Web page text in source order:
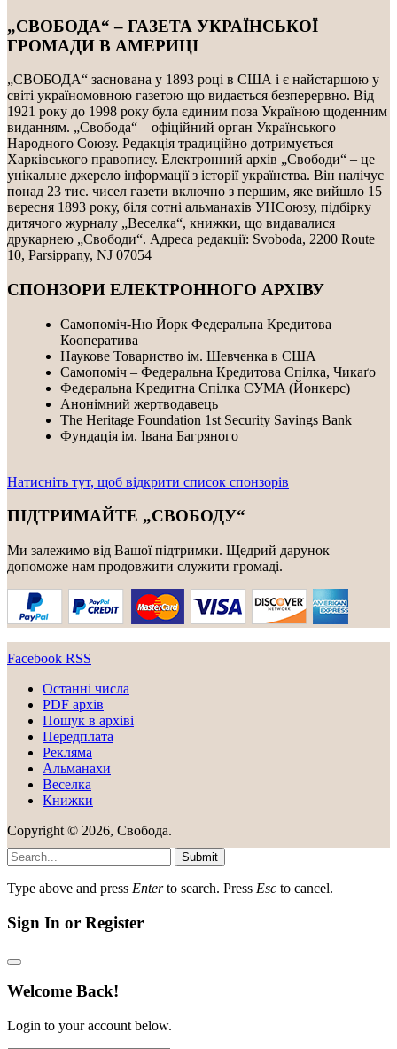
„СВОБОДА“ – ГАЗЕТА УКРАЇНСЬКОЇ
ГРОМАДИ В АМЕРИЦІ
„СВОБОДА“ заснована у 1893 році в США і є найстаршою у
світі україномовною газетою що видається безперервно. Від
1921 року до 1998 року була єдиним поза Україною щоденним
виданням. „Свобода“ – офіційний орган Українського
Народного Союзу. Редакція традиційно дотримується
Харківського правопису. Електронний архів „Свободи“ – це
унікальне джерело інформації з історії українства. Він налічує
понад 23 тис. чисел газети включно з першим, яке вийшло 15
вересня 1893 року, біля сотні альманахів УНСоюзу, підбірку
дитячого журналу „Веселка“, книжки, що видавалися
друкарнею „Свободи“. Адреса редакції: Svoboda, 2200 Route
10, Parsippany, NJ 07054
СПОНЗОРИ ЕЛЕКТРОННОГО АРХІВУ
Самопоміч-Ню Йорк Федеральна Кредитова
Кооператива
Наукове Товариство ім. Шевченка в США
Самопоміч – Федеральна Кредитова Спілка, Чикаґо
Федеральнa Kредитнa Спілка CУMA (Йонкерс)
Анонімний жертводавець
The Heritage Foundation 1st Security Savings Bank
Фундація ім. Івана Багряного
Натисніть тут, щоб відкрити список спонзорів
ПІДТРИМАЙТЕ „СВОБОДУ“
Ми залежимо від Вашої підтримки. Щедрий дарунок
допоможе нам продовжити служити громаді.
Facebook RSS
Останні числа
PDF архів
Пошук в архіві
Передплата
Рекляма
Альманахи
Веселка
Книжки
Copyright © 2026, Свобода.
Submit
Type above and press Enterto search. Press Esc to cancel.
Sign In or Register
Welcome Back!
Login to your account below.